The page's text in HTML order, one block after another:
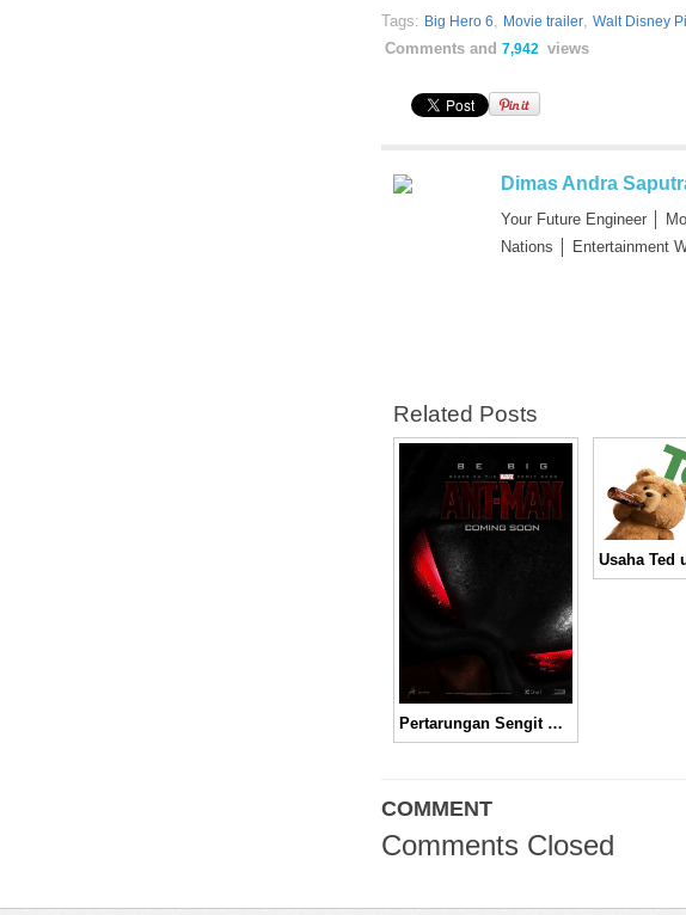
Tags: Big Hero 6, Movie trailer, Walt Disney
Comments and 7,942 views
Dimas Andra
Your Future Engineer │
Nations │ Entertainment
Related Posts
Pertarungan Sengit Ant-Man dan Yellow Jacket di Trailer Terbaru “Ant-Man” │ Movie Trailer
COMMENT
Comments Closed